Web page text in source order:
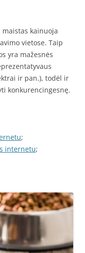
kainuoja
vietose. Taip
yra mažesnės
ir pan.), todėl ir
konkurencingesnę.
;
internetu;